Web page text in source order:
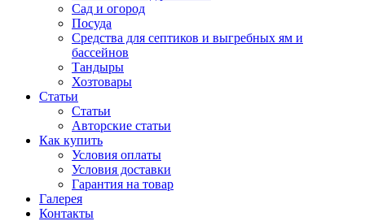
Сад и огород
Посуда
Средства для септиков и выгребных ям и
бассейнов
Тандыры
Хозтовары
Статьи
Статьи
Авторские статьи
Как купить
Условия оплаты
Условия доставки
Гарантия на товар
Галерея
Контакты